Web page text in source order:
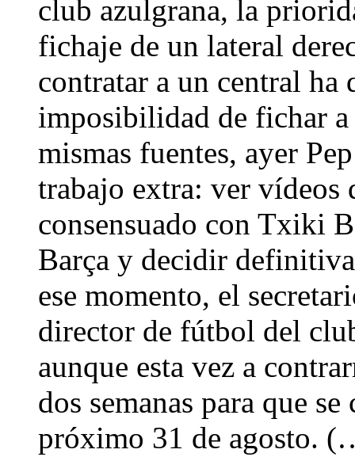
club azulgrana, la
fichaje de un lateral
contratar a un central ha
imposibilidad de fichar
mismas fuentes, ayer
trabajo extra: ver vídeos
consensuado con Txiki
Barça y decidir
ese momento, el
director de fútbol del
aunque esta vez a
dos semanas para que
próximo 31 de agosto.